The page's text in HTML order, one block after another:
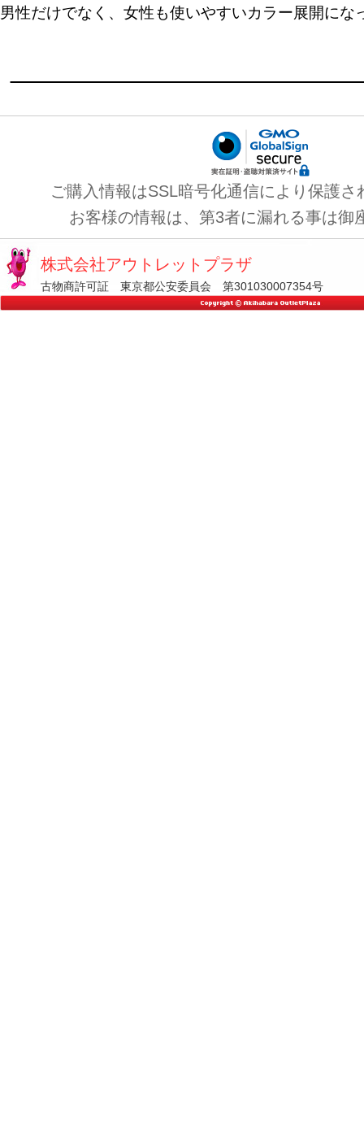
男性だけでなく、女性も使いやすいカラー展開にな
ご購入情報はSSL暗号化通信により保護さ
お客様の情報は、第3者に漏れる事は御
株式会社アウトレットプラザ
古物商許可証 東京都公安委員会 第301030007354号